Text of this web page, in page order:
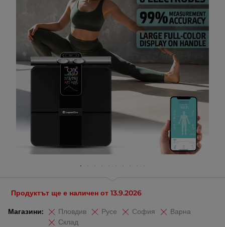
Продуктът ще е наличен от 13.9.2026
Магазини: Пловдив Русе София
Варна
Склад